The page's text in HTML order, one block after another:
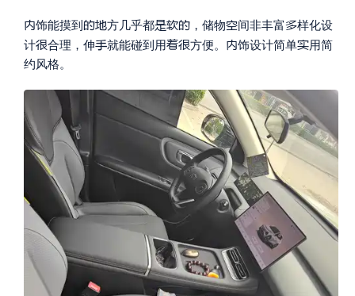
饰能摸到 方几乎都 ，储物间非丰富样化设
计合理，伸就能碰到用方便。 饰设计简单用简
约风格。